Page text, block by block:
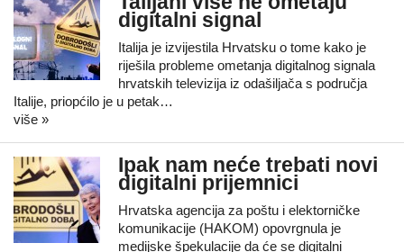
digitalni signal
Italija je izvijestila Hrvatsku o tome kako je
riješila probleme ometanja digitalnog signala
hrvatskih televizija iz odašiljača s područja
Italije, priopćilo je u petak…
više »
Ipak nam neće trebati novi
digitalni prijemnici
Hrvatska agencija za poštu i elektorničke
komunikacije (HAKOM) opovrgnula je
medijske špekulacije da će se digitalni